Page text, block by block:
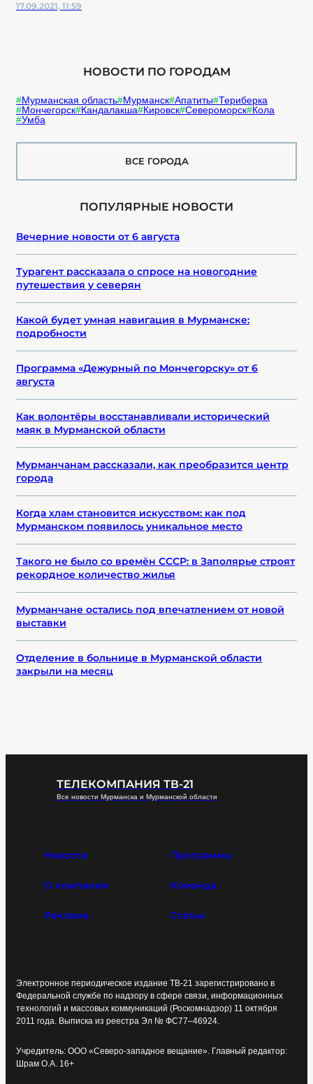
17.09.2021, 11:59
НОВОСТИ ПО ГОРОДАМ
Мурманская область Мурманск Апатиты Териберка
Мончегорск Кандалакша Кировск Североморск Кола
Умба
ВСЕ ГОРОДА
ПОПУЛЯРНЫЕ НОВОСТИ
Вечерние новости от 6 августа
Турагент рассказала о спросе на новогодние
путешествия у северян
Какой будет умная навигация в Мурманске:
подробности
Программа «Дежурный по Мончегорску» от 6
августа
Как волонтёры восстанавливали исторический
маяк в Мурманской области
Мурманчанам рассказали, как преобразится центр
города
Когда хлам становится искусством: как под
Мурманском появилось уникальное место
Такого не было со времён СССР: в Заполярье строят
рекордное количество жилья
Мурманчане остались под впечатлением от новой
выставки
Отделение в больнице в Мурманской области
закрыли на месяц
ТЕЛЕКОМПАНИЯ ТВ-21
Все новости Мурманска и Мурманской области
Новости Программы
О компании Команда
Реклама Статьи
Электронное периодическое издание ТВ-21 зарегистрировано в
Федеральной службе по надзору в сфере связи, информационных
технологий и массовых коммуникаций (Роскомнадзор) 11 октября
2011 года. Выписка из реестра Эл № ФС77–46924.
Учредитель: ООО «Северо-западное вещание». Главный редактор:
Шрам О.А. 16+